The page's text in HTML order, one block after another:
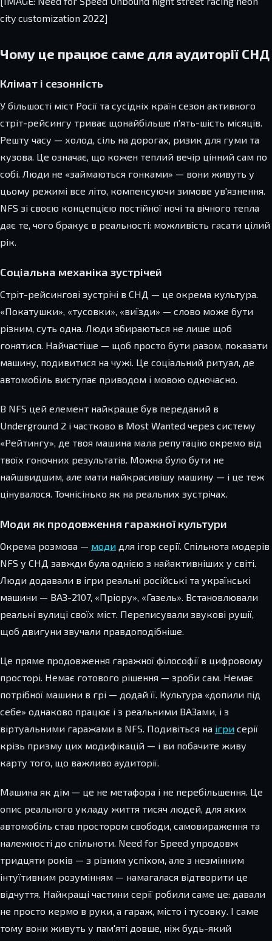
city customization 2022]
Чому це працює саме для аудиторії СНД
Клімат і сезонність
У більшості міст Росії та сусідніх країн сезон активного
стріт-рейсингу триває щонайбільше п'ять-шість місяців.
Решту часу — холод, сіль на дорогах, ризик для гуми та
кузова. Це означає, що кожен теплий вечір цінний сам по
собі. Люди не «займаються гонками» — вони живуть у
цьому режимі все літо, компенсуючи зимове ув'язнення.
NFS зі своєю концепцією постійної ночі та вічного тепла
дає те, чого бракує в реальності: можливість гасати цілий
рік.
Соціальна механіка зустрічей
Стріт-рейсингові зустрічі в СНД — це окрема культура.
«Покатушки», «тусовки», «виїзди» — слово може бути
різним, суть одна. Люди збираються не лише щоб
гонятися. Найчастіше — щоб просто бути разом, показати
машину, подивитися на чужі. Це соціальний ритуал, де
автомобіль виступає приводом і мовою одночасно.
В NFS цей елемент найкраще був переданий в
Underground 2 і частково в Most Wanted через систему
«Рейтингу», де твоя машина мала репутацію окремо від
твоїх гоночних результатів. Можна було бути не
найшвидшим, але мати найкрасивішу машину — і це теж
цінувалося. Точнісінько як на реальних зустрічах.
Моди як продовження гаражної культури
Окрема розмова — моди для ігор серії. Спільнота модерів
NFS у СНД завжди була однією з найактивніших у світі.
Люди додавали в ігри реальні російські та українські
машини — ВАЗ-2107, «Пріору», «Газель». Встановлювали
реальні вулиці своїх міст. Переписували звукові рушії,
щоб двигуни звучали правдоподібніше.
Це пряме продовження гаражної філософії в цифровому
просторі. Немає готового рішення — зроби сам. Немає
потрібної машини в грі — додай її. Культура «допили під
себе» однаково працює і з реальними ВАЗами, і з
віртуальними гаражами в NFS. Подивіться на ігри серії
крізь призму цих модифікацій — і ви побачите живу
карту того, що важливо аудиторії.
Машина як дім — це не метафора і не перебільшення. Це
опис реального укладу життя тисяч людей, для яких
автомобіль став простором свободи, самовираження та
належності до спільноти. Need for Speed упродовж
тридцяти років — з різним успіхом, але з незмінним
інтуїтивним розумінням — намагалася відтворити це
відчуття. Найкращі частини серії робили саме це: давали
не просто кермо в руки, а гараж, місто і тусовку. І саме
тому вони живуть у пам'яті довше, ніж будь-який